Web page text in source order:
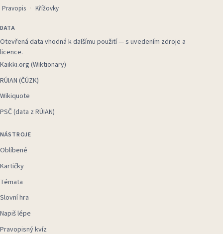
Pravopis Křížovky
DATA
Otevřená data vhodná k dalšímu použití — s uvedením zdroje a
licence.
Kaikki.org (Wiktionary)
RÚIAN (ČÚZK)
Wikiquote
PSČ (data z RÚIAN)
NÁSTROJE
Oblíbené
Kartičky
Témata
Slovní hra
Napiš lépe
Pravopisný kvíz